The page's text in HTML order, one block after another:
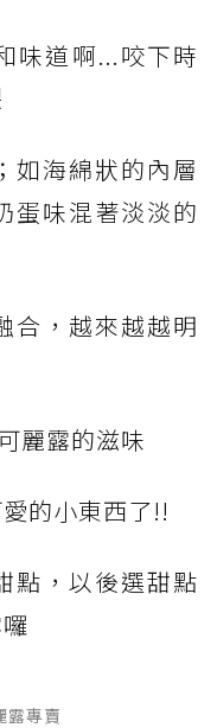
味道啊...咬下時
如海綿狀的內層
蛋味混著淡淡的
合，越來越越明
麗露的滋味
的小東西了!!
點，以後選甜點
露專賣